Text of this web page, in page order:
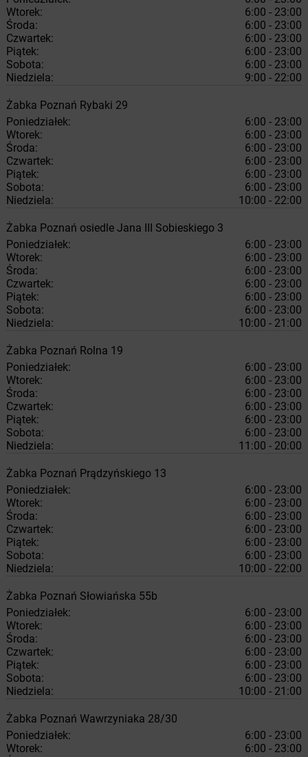
Wtorek:
6:00 - 23:00
Środa:
6:00 - 23:00
Czwartek:
6:00 - 23:00
Piątek:
6:00 - 23:00
Sobota:
6:00 - 23:00
Niedziela:
9:00 - 22:00
Żabka Poznań Rybaki 29
Poniedziałek:
6:00 - 23:00
Wtorek:
6:00 - 23:00
Środa:
6:00 - 23:00
Czwartek:
6:00 - 23:00
Piątek:
6:00 - 23:00
Sobota:
6:00 - 23:00
Niedziela:
10:00 - 22:00
Żabka Poznań osiedle Jana III Sobieskiego 3
Poniedziałek:
6:00 - 23:00
Wtorek:
6:00 - 23:00
Środa:
6:00 - 23:00
Czwartek:
6:00 - 23:00
Piątek:
6:00 - 23:00
Sobota:
6:00 - 23:00
Niedziela:
10:00 - 21:00
Żabka Poznań Rolna 19
Poniedziałek:
6:00 - 23:00
Wtorek:
6:00 - 23:00
Środa:
6:00 - 23:00
Czwartek:
6:00 - 23:00
Piątek:
6:00 - 23:00
Sobota:
6:00 - 23:00
Niedziela:
11:00 - 20:00
Żabka Poznań Prądzyńskiego 13
Poniedziałek:
6:00 - 23:00
Wtorek:
6:00 - 23:00
Środa:
6:00 - 23:00
Czwartek:
6:00 - 23:00
Piątek:
6:00 - 23:00
Sobota:
6:00 - 23:00
Niedziela:
10:00 - 22:00
Żabka Poznań Słowiańska 55b
Poniedziałek:
6:00 - 23:00
Wtorek:
6:00 - 23:00
Środa:
6:00 - 23:00
Czwartek:
6:00 - 23:00
Piątek:
6:00 - 23:00
Sobota:
6:00 - 23:00
Niedziela:
10:00 - 21:00
Żabka Poznań Wawrzyniaka 28/30
Poniedziałek:
6:00 - 23:00
Wtorek:
6:00 - 23:00